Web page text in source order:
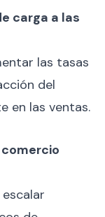
carga a las
las tasas
del
en las ventas.